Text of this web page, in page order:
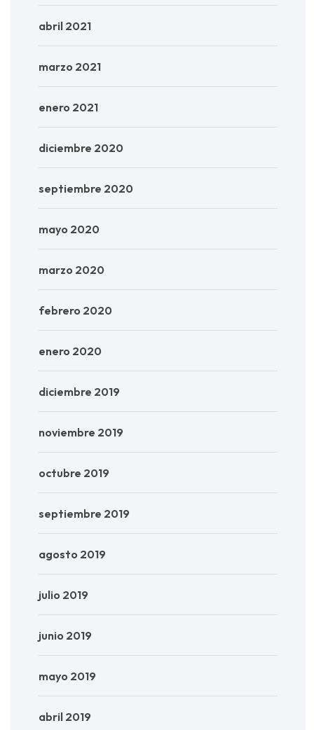
abril 2021
marzo 2021
enero 2021
diciembre 2020
septiembre 2020
mayo 2020
marzo 2020
febrero 2020
enero 2020
diciembre 2019
noviembre 2019
octubre 2019
septiembre 2019
agosto 2019
julio 2019
junio 2019
mayo 2019
abril 2019